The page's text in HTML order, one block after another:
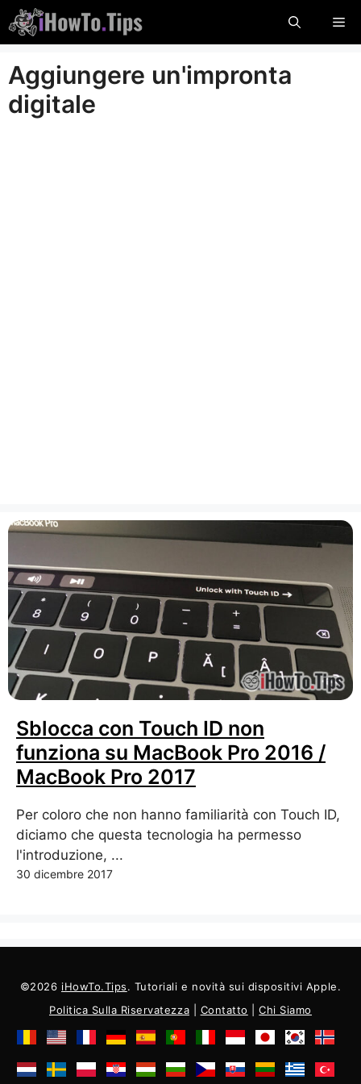
Salta
al
contenuto
Aggiungere un'impronta
digitale
Sblocca con Touch ID non
funziona su MacBook Pro 2016 /
MacBook Pro 2017
Per coloro che non hanno familiarità con Touch ID,
diciamo che questa tecnologia ha permesso
l'introduzione, ...
30 dicembre 2017
©2026 iHowTo.Tips. Tutoriali e novità sui dispositivi Apple.
Politica Sulla Riservatezza
Contatto |Chi Siamo